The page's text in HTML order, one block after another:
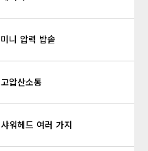
미니 압력 밥솥
고압산소통
샤워헤드 여러 가지